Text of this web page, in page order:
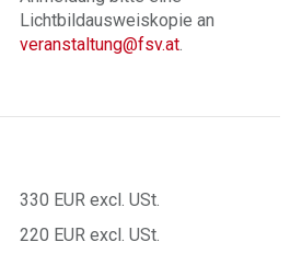
Lichtbildausweiskopie an
veranstaltung@fsv.at.
330 EUR excl. USt.
220 EUR excl. USt.